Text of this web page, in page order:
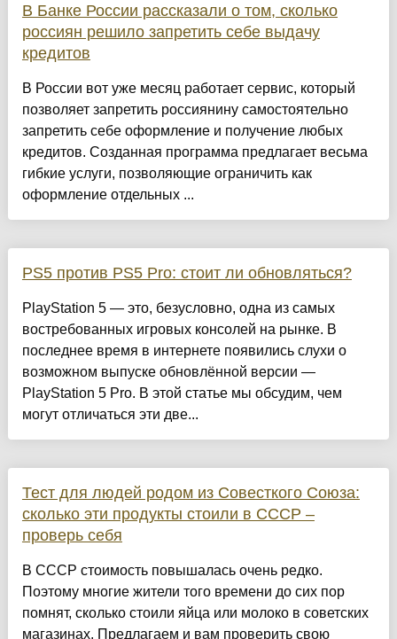
В Банке России рассказали о том, сколько
россиян решило запретить себе выдачу
кредитов
В России вот уже месяц работает сервис, который
позволяет запретить россиянину самостоятельно
запретить себе оформление и получение любых
кредитов. Созданная программа предлагает весьма
гибкие услуги, позволяющие ограничить как
оформление отдельных ...
PS5 против PS5 Pro: стоит ли обновляться?
PlayStation 5 — это, безусловно, одна из самых
востребованных игровых консолей на рынке. В
последнее время в интернете появились слухи о
возможном выпуске обновлённой версии —
PlayStation 5 Pro. В этой статье мы обсудим, чем
могут отличаться эти две...
Тест для людей родом из Совесткого Союза:
сколько эти продукты стоили в СССР –
проверь себя
В СССР стоимость повышалась очень редко.
Поэтому многие жители того времени до сих пор
помнят, сколько стоили яйца или молоко в советских
магазинах. Предлагаем и вам проверить свою